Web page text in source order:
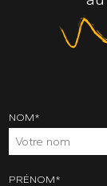
NOM*
PRÉNOM*